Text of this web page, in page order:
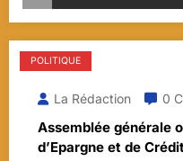
POLITIQUE
La Rédaction 0
Assemblée générale
d’Epargne et de